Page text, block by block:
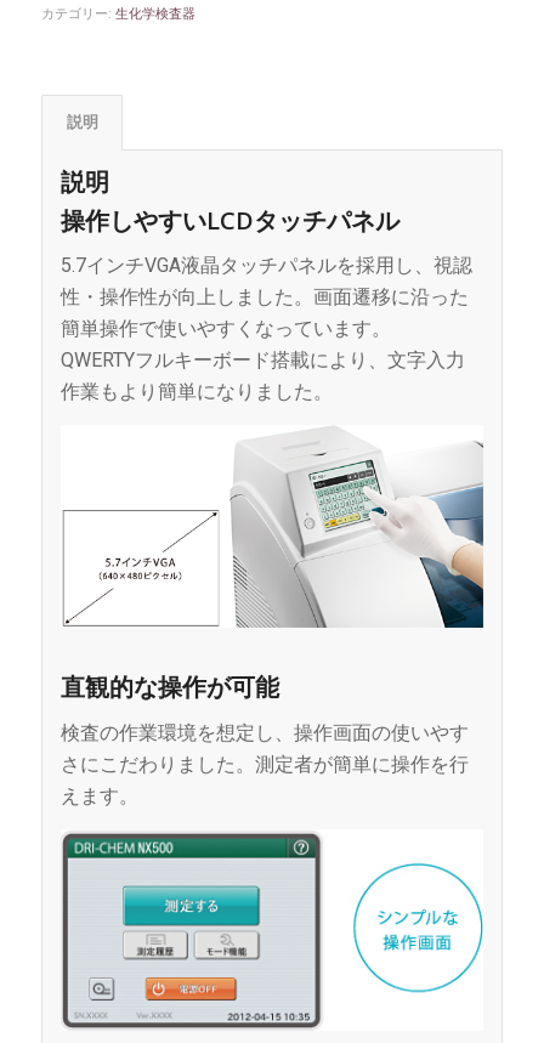
カテゴリー: 生化学検査器
説明
説明
操作しやすいLCDタッチパネル
5.7インチVGA液晶タッチパネルを採用し、視認
性・操作性が向上しました。画面遷移に沿った
簡単操作で使いやすくなっています。
QWERTYフルキーボード搭載により、文字入力
作業もより簡単になりました。
直観的な操作が可能
検査の作業環境を想定し、操作画面の使いやす
さにこだわりました。測定者が簡単に操作を行
えます。